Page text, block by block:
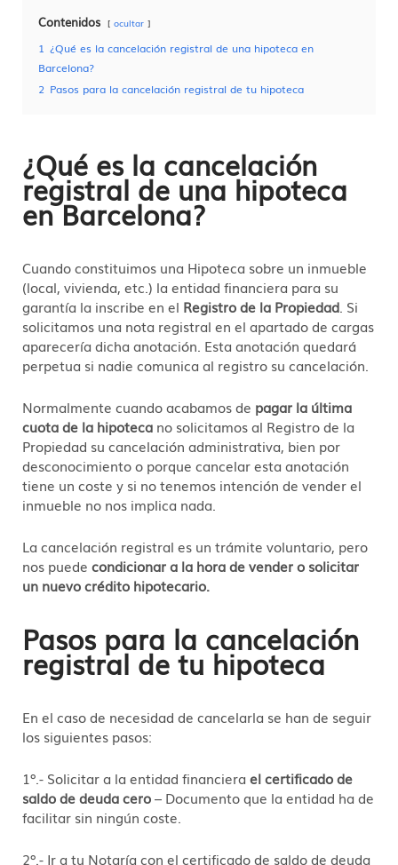
Contenidos ocultar
1 ¿Qué es la cancelación registral de una hipoteca en
Barcelona?
2 Pasos para la cancelación registral de tu hipoteca
¿Qué es la cancelación
registral de una hipoteca
en Barcelona?
Cuando constituimos una Hipoteca sobre un inmueble
(local, vivienda, etc.) la entidad financiera para su
garantía la inscribe en el Registro de la Propiedad . Si
solicitamos una nota registral en el apartado de cargas
aparecería dicha anotación. Esta anotación quedará
perpetua si nadie comunica al registro su cancelación.
Normalmente cuando acabamos de pagar la última
cuota de la hipoteca no solicitamos al Registro de la
Propiedad su cancelación administrativa, bien por
desconocimiento o porque cancelar esta anotación
tiene un coste y si no tenemos intención de vender el
inmueble no nos implica nada.
La cancelación registral es un trámite voluntario, pero
nos puede condicionar a la hora de vender o solicitar
un nuevo crédito hipotecario.
Pasos para la cancelación
registral de tu hipoteca
En el caso de necesidad de cancelarla se han de seguir
los siguientes pasos:
1º.- Solicitar a la entidad financiera el certificado de
saldo de deuda cero– Documento que la entidad ha de
facilitar sin ningún coste.
2º.- Ir a tu Notaría con el certificado de saldo de deuda